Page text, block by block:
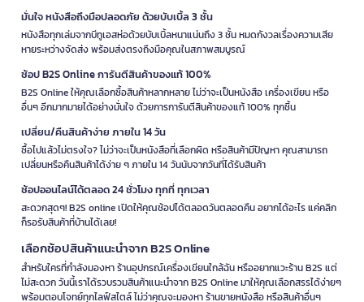
มั่นใจ หนังสือถึงมือปลอดภัย ด้วยบับเบิ้ล 3 ชั้น
หนังสือทุกเล่มจากบีทูเอสห่อด้วยบับเบิ้ลหนาแน่นถึง 3 ชั้น หมดกังวลเรื่องความเสีย
หายระหว่างจัดส่ง พร้อมส่งตรงถึงมือคุณในสภาพสมบูรณ์
ช้อป B2S Online การันตีสินค้าของแท้ 100%
B2S Online ให้คุณเลือกซื้อสินค้าหลากหลาย ไม่ว่าจะเป็นหนังสือ เครื่องเขียน หรือ
อื่นๆ อีกมากมายได้อย่างมั่นใจ ด้วยการการันตีสินค้าของแท้ 100% ทุกชิ้น
เปลี่ยน/คืนสินค้าง่าย ภายใน 14 วัน
ซื้อไปแล้วไม่ตรงใจ? ไม่ว่าจะเป็นหนังสือที่เลือกผิด หรือสินค้ามีปัญหา คุณสามารถ
เปลี่ยนหรือคืนสินค้าได้ง่าย ๆ ภายใน 14 วันนับจากวันที่ได้รับสินค้า
ช้อปออนไลน์ได้ตลอด 24 ชั่วโมง ทุกที่ ทุกเวลา
สะดวกสุดๆ! B2S online เปิดให้คุณช้อปได้ตลอดวันตลอดคืน อยากได้อะไร แค่คลิก
ก็รอรับสินค้าที่บ้านได้เลย!
เลือกช้อปสินค้าแนะนำจาก B2S Online
สำหรับใครที่กำลังมองหา ร้านอุปกรณ์เครื่องเขียนใกล้ฉัน หรืออยากแวะร้าน B2S แต่
ไม่สะดวก วันนี้เราได้รวบรวมสินค้าแนะนำจาก B2S Online มาให้คุณเลือกสรรได้ง่ายๆ
พร้อมตอบโจทย์ทุกไลฟ์สไตล์ ไม่ว่าคุณจะมองหา ร้านขายหนังสือ หรือสินค้าอื่นๆ